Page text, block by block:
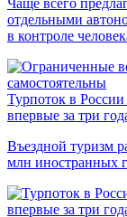
Чаще всего
отдельными
в контроле
Турпоток в
впервые за три
Въездной туризм
млн иностранных